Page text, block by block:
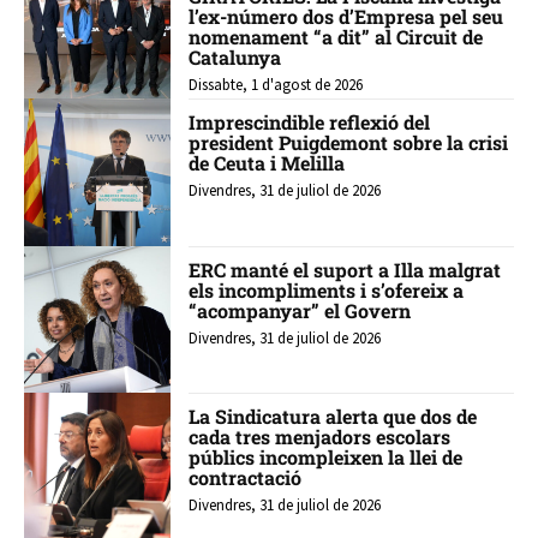
l’ex-número dos d’Empresa pel seu
nomenament “a dit” al Circuit de
Catalunya
Dissabte, 1 d'agost de 2026
Imprescindible reflexió del
president Puigdemont sobre la crisi
de Ceuta i Melilla
Divendres, 31 de juliol de 2026
ERC manté el suport a Illa malgrat
els incompliments i s’ofereix a
“acompanyar” el Govern
Divendres, 31 de juliol de 2026
La Sindicatura alerta que dos de
cada tres menjadors escolars
públics incompleixen la llei de
contractació
Divendres, 31 de juliol de 2026